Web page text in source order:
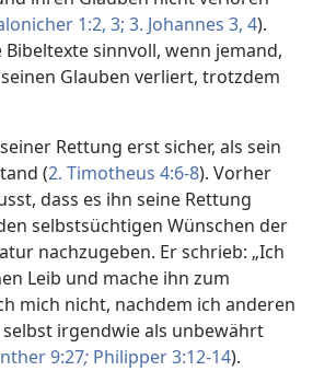
1:2, 3; 3. Johannes 3, 4).
Bibeltexte sinnvoll, wenn jemand,
Glauben verliert, trotzdem
Rettung erst sicher, als sein
(2. Timotheus 4:6-8). Vorher
dass es ihn seine Rettung
selbstsüchtigen Wünschen der
nachzugeben. Er schrieb: „Ich
Leib und mache ihn zum
mich nicht, nachdem ich anderen
irgendwie als unbewährt
9:27; Philipper 3:12-14).